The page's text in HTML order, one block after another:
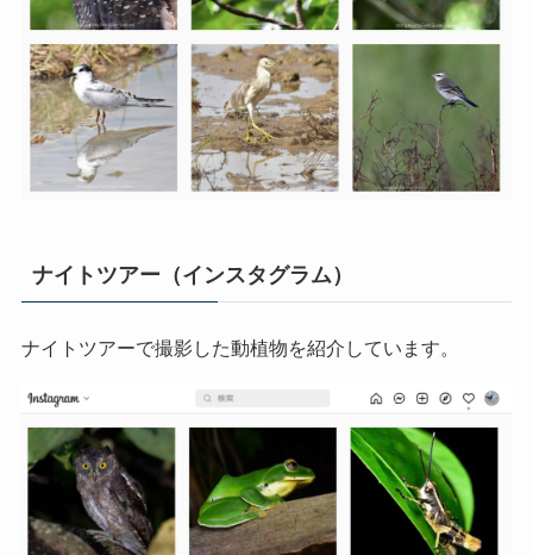
ナイトツアー（インスタグラム）
ナイトツアーで撮影した動植物を紹介しています。